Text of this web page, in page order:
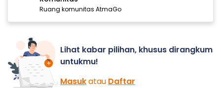
Ruang komunitas AtmaGo
Lihat kabar pilihan, khusus dirangkum
untukmu!
Masukatau Daftar